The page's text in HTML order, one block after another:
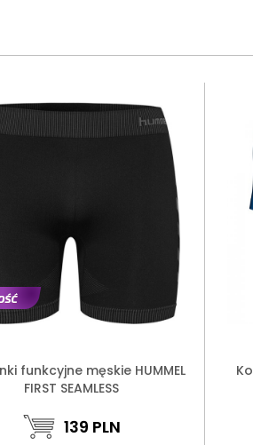
funkcyjne męskie HUMMEL
FIRST SEAMLESS
139 PLN